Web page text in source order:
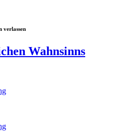
verlassen
Wahnsinns